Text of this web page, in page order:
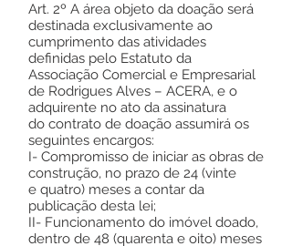
Art. 2º A área objeto da doação será
destinada exclusivamente ao
cumprimento das atividades
definidas pelo Estatuto da
Associação Comercial e Empresarial
de Rodrigues Alves – ACERA, e o
adquirente no ato da assinatura
do contrato de doação assumirá os
seguintes encargos:
I- Compromisso de iniciar as obras de
construção, no prazo de 24 (vinte
e quatro) meses a contar da
publicação desta lei;
II- Funcionamento do imóvel doado,
dentro de 48 (quarenta e oito) meses